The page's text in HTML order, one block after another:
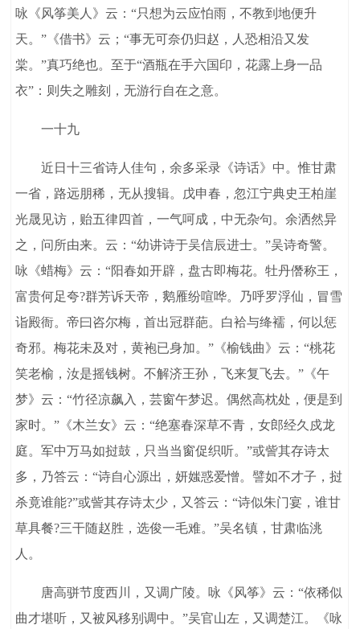
咏《风筝美人》云：“只想为云应怕雨，不教到地便升
天。”《借书》云；“事无可奈仍归赵，人恐相沿又发
棠。”真巧绝也。至于“酒瓶在手六国印，花露上身一品
衣”：则失之雕刻，无游行自在之意。
一十九
近日十三省诗人佳句，余多采录《诗话》中。惟甘肃
一省，路远朋稀，无从搜辑。戊申春，忽江宁典史王柏崖
光晟见访，贻五律四首，一气呵成，中无杂句。余洒然异
之，问所由来。云：“幼讲诗于吴信辰进士。”吴诗奇警。
咏《蜡梅》云：“阳春如开辟，盘古即梅花。牡丹僭称王，
富贵何足夸?群芳诉天帝，鹅雁纷喧哗。乃呼罗浮仙，冒雪
诣殿衙。帝曰咨尔梅，首出冠群葩。白袷与绛襦，何以惩
奇邪。梅花未及对，黄袍已身加。”《榆钱曲》云：“桃花
笑老榆，汝是摇钱树。不解济王孙，飞来复飞去。”《午
梦》云：“竹径凉飙入，芸窗午梦迟。偶然高枕处，便是到
家时。”《木兰女》云：“绝塞春深草不青，女郎经久戍龙
庭。军中万马如挝鼓，只当当窗促织听。”或訾其存诗太
多，乃答云：“诗自心源出，妍媸惑爱憎。譬如不才子，挝
杀竟谁能?”或訾其存诗太少，又答云：“诗似朱门宴，谁甘
草具餐?三干随赵胜，选俊一毛难。”吴名镇，甘肃临洮
人。
唐高骈节度西川，又调广陵。咏《风筝》云：“依稀似
曲才堪听，又被风移别调中。”吴官山左，又调楚江。《咏